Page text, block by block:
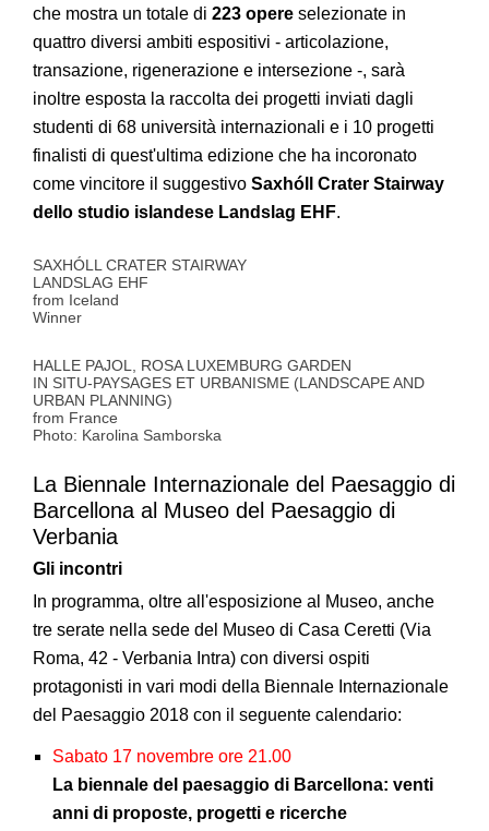
che mostra un totale di 223 opere selezionate in
quattro diversi ambiti espositivi - articolazione,
transazione, rigenerazione e intersezione -, sarà
inoltre esposta la raccolta dei progetti inviati dagli
studenti di 68 università internazionali e i 10 progetti
finalisti di quest'ultima edizione che ha incoronato
come vincitore il suggestivo Saxhóll Crater Stairway
dello studio islandese Landslag EHF.
SAXHÓLL CRATER STAIRWAY
LANDSLAG EHF
from Iceland
Winner
HALLE PAJOL, ROSA LUXEMBURG GARDEN
IN SITU-PAYSAGES ET URBANISME (LANDSCAPE AND
URBAN PLANNING)
from France
Photo: Karolina Samborska
La Biennale Internazionale del Paesaggio di
Barcellona al Museo del Paesaggio di
Verbania
Gli incontri
In programma, oltre all'esposizione al Museo, anche
tre serate nella sede del Museo di Casa Ceretti (Via
Roma, 42 - Verbania Intra) con diversi ospiti
protagonisti in vari modi della Biennale Internazionale
del Paesaggio 2018 con il seguente calendario:
Sabato 17 novembre ore 21.00
La biennale del paesaggio di Barcellona: venti
anni di proposte, progetti e ricerche